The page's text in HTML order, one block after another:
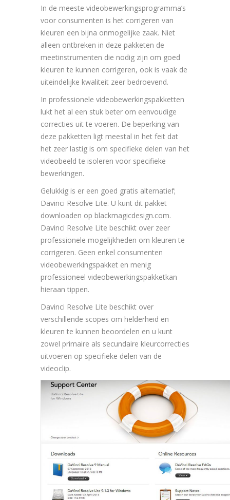
In de meeste videobewerkingsprogramma’s
voor consumenten is het corrigeren van
kleuren een bijna onmogelijke zaak. Niet
alleen ontbreken in deze pakketen de
meetinstrumenten die nodig zijn om goed
kleuren te kunnen corrigeren, ook is vaak de
uiteindelijke kwaliteit zeer bedroevend.
In professionele videobewerkingspakketten
lukt het al een stuk beter om eenvoudige
correcties uit te voeren. De beperking van
deze pakketten ligt meestal in het feit dat
het zeer lastig is om specifieke delen van het
videobeeld te isoleren voor specifieke
bewerkingen.
Gelukkig is er een goed gratis alternatief;
Davinci Resolve Lite. U kunt dit pakket
downloaden op blackmagicdesign.com.
Davinci Resolve Lite beschikt over zeer
professionele mogelijkheden om kleuren te
corrigeren. Geen enkel consumenten
videobewerkingspakket en menig
professioneel videobewerkingspakketkan
hieraan tippen.
Davinci Resolve Lite beschikt over
verschillende scopes om helderheid en
kleuren te kunnen beoordelen en u kunt
zowel primaire als secundaire kleurcorrecties
uitvoeren op specifieke delen van de
videoclip.